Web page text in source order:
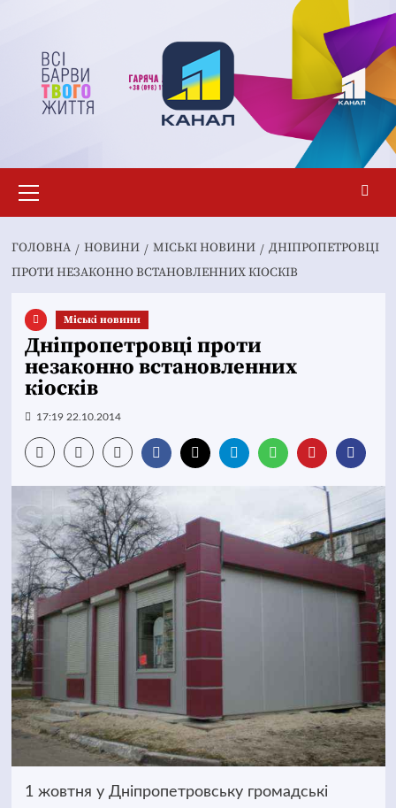
вмісту
меню
ГОЛОВНА НОВИНИ MІСЬКІ НОВИНИ
ДНІПРОПЕТРОВЦІ
ПРОТИ НЕЗАКОННО ВСТАНОВЛЕННИХ КІОСКІВ
Mіські новини
Дніпропетровці проти
незаконно встановленних
кіосків
17:19 22.10.2014
1 жовтня у Дніпропетровську громадські